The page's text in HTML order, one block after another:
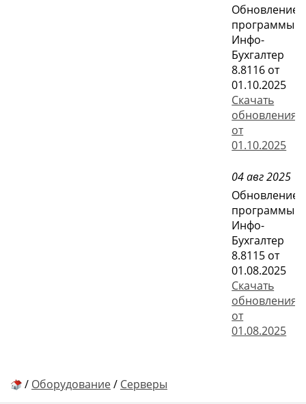
Обновление
программы
Инфо-
Бухгалтер
8.8116 от
01.10.2025
Скачать
обновления
от
01.10.2025
04 авг 2025
Обновление
программы
Инфо-
Бухгалтер
8.8115 от
01.08.2025
Скачать
обновления
от
01.08.2025
/ Оборудование/ Серверы